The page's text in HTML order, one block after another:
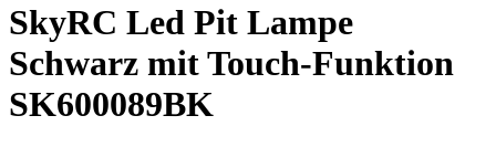
SkyRC Led Pit Lampe
Schwarz mit Touch-Funktion
SK600089BK